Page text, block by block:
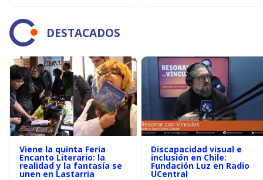
DESTACADOS
Viene la quinta Feria
Encanto Literario: la
realidad y la fantasía se
unen en Lastarria
Discapacidad visual e
inclusión en Chile:
Fundación Luz en Radio
UCentral